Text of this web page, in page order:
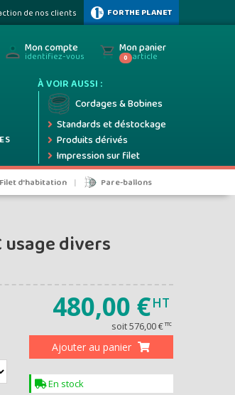
de nos clients FOR THE PLANET
Mon compte
identifiez-vous
Mon panier
0 article
À VOIR AUSSI :
Cordages & Bobines
Standards et déstockage
Produits dérivés
Impression sur filet
Filet d'habitation Pare-ballons
usage divers
480,00 €HT
soit576,00 € TTC
Ajouter au panier
En stock